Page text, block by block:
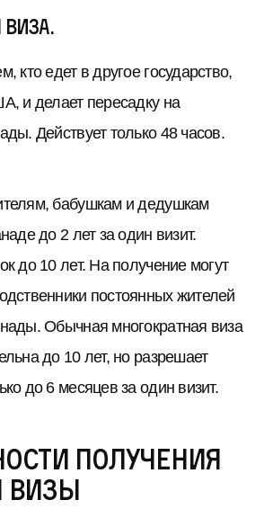
виза.
кто едет в другое государство,
и делает пересадку на
Действует только 48 часов.
бабушкам и дедушкам
до 2 лет за один визит.
до 10 лет. На получение могут
постоянных жителей
Обычная многократная виза
до 10 лет, но разрешает
до 6 месяцев за один визит.
получения
визы